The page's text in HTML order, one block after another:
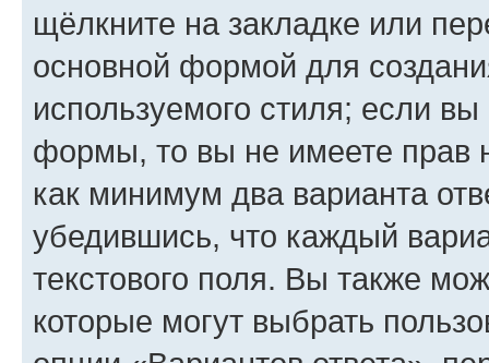
щёлкните на закладке или
основной формой для
используемого стиля; если
формы, то вы не имеете прав
как минимум два варианта
убедившись, что каждый
текстового поля. Вы также
которые могут выбрать